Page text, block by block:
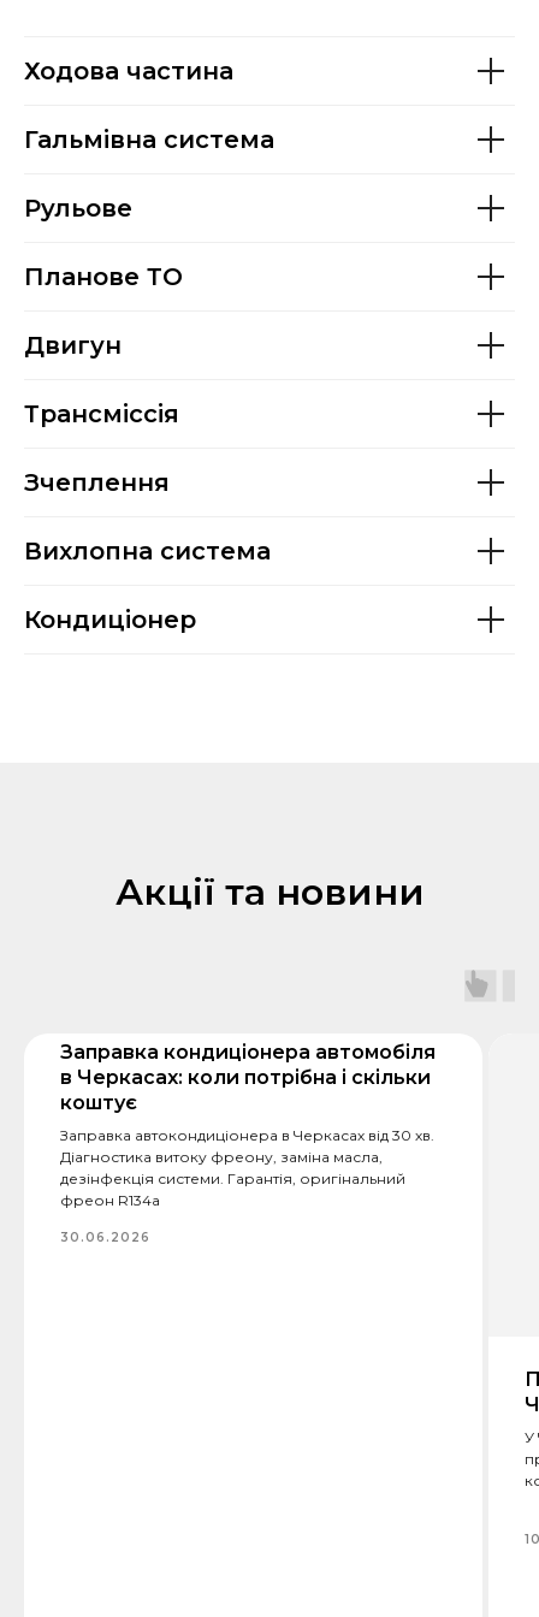
Ходова частина
Гальмівна система
Рульове
Планове ТО
Двигун
Трансміссія
Зчеплення
Вихлопна система
Кондиціонер
Акції та новини
Заправка кондиціонера автомобіля
в Черкасах: коли потрібна і скільки
коштує
Заправка автокондиціонера в Черкасах від 30 хв.
Діагностика витоку фреону, заміна масла,
дезінфекція системи. Гарантія, оригінальний
фреон R134a
30.06.2026
У